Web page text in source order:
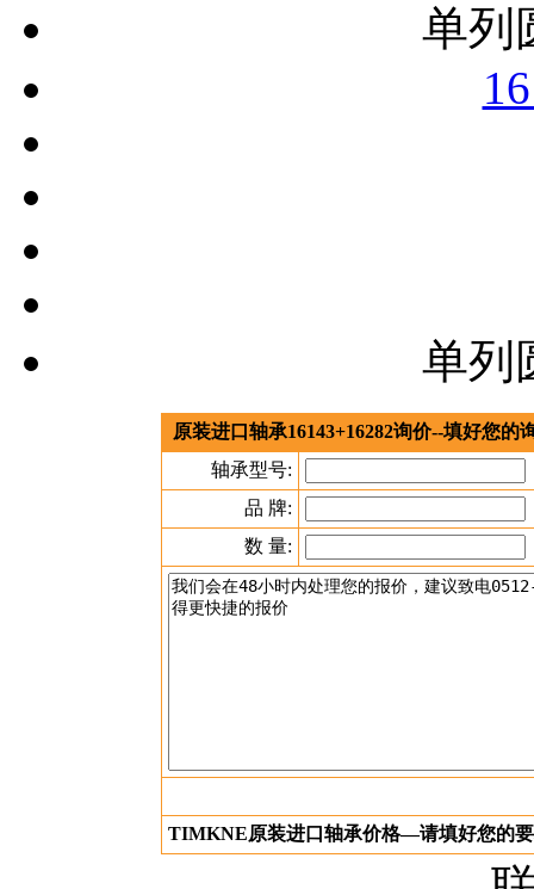
单列
单列
原装进口轴承16143+16282询价--填好您的
轴承型号:
品 牌:
数 量:
TIMKNE原装进口轴承价格—请填好您的